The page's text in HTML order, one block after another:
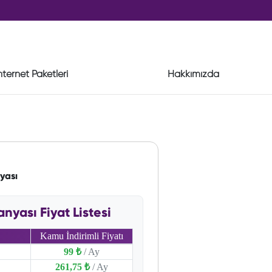
Paketleri Hakkımızda
Fiyat Listesi
Kamu İndirimli Fiyatı
99 ₺ / Ay
261,75 ₺ / Ay